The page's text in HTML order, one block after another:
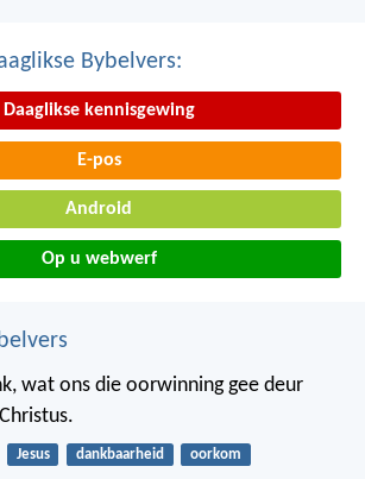
Bybelvers:
Daaglikse kennisgewing
E-pos
Android
Op u webwerf
wat ons die oorwinning gee deur
Jesus dankbaarheid oorkom